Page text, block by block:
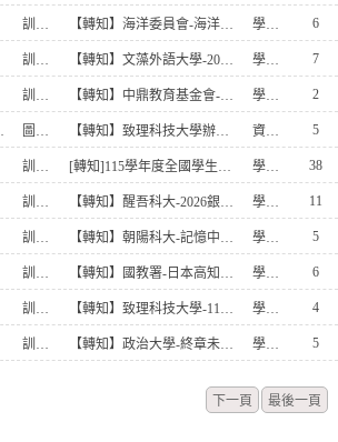
訓育組 【轉知】海洋委員會-海洋舞蹈競賽 學務處幹事 6
訓育組 【轉知】文藻外語大學-2026金電光全國青年MV大賽 學務處幹事 7
訓育組 【轉知】中鼎教育基金會-2026 鏡頭裡的綠色行動永續短影音競賽 學務處幹事 2
】 圖書館 【轉知】致理科技大學辦理115年度全國自主學習競賽延長報名至7月10日，請有興趣之學生踴躍報名。 資媒組長 5
訓育組 [轉知]115學年度全國學生美術比賽－花蓮縣縣賽 學務處幹事 38
訓育組 【轉知】醒吾科大-2026銀領新食尚銀養創新料理競賽 學務處幹事 11
訓育組 【轉知】朝陽科大-記憶中的歌謠2026第1屆台語老歌新聲盃大賽 學務處幹事 5
訓育組 【轉知】國教署-日本高知縣政府舉辦第35屆高知漫畫甲子園 學務處幹事 6
訓育組 【轉知】致理科技大學-115年度全國永續 DNA 短影片徵集競賽 學務處幹事 4
訓育組 【轉知】政治大學-終章未完華人生死文化元宇宙數位策展競賽 學務處幹事 5
下一頁 最後一頁